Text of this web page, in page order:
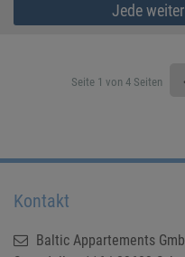
Jede
Seite 1 von 4 Seiten
Kontakt
Baltic Appartements